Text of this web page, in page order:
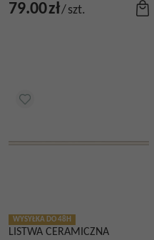
79.00zł/szt.
WYSYŁKA DO 48H
LISTWA CERAMICZNA